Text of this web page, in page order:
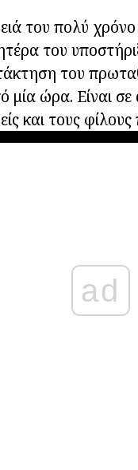
του πολύ
του
του
ώρα. Είναι σε
και τους
ad